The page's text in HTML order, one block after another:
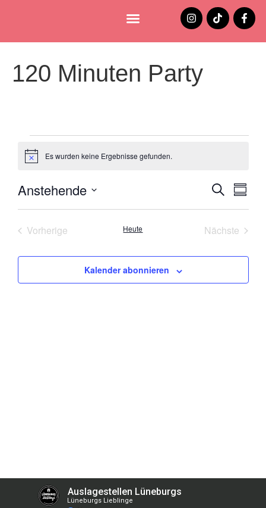
120 Minuten Party
HinweisEs wurden keine Ergebnisse gefunden.
Suche
und
Suche
Anstehende
VorherigeVeranstaltungen
Heute Nächste
Kalender abonnieren